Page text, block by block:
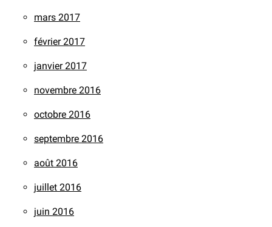
mars 2017
février 2017
janvier 2017
novembre 2016
octobre 2016
septembre 2016
août 2016
juillet 2016
juin 2016